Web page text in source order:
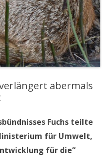
abermals
Fuchs teilte
für Umwelt,
für die“